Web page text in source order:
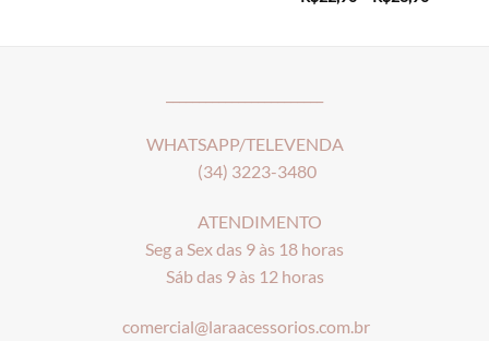
WHATSAPP/TELEVENDA
(34) 3223-3480
ATENDIMENTO
Seg a Sex das 9 às 18 horas
Sáb das 9 às 12 horas
comercial@laraacessorios.com.br